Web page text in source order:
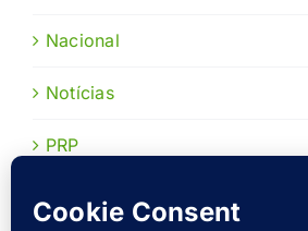
Nacional
Notícias
PRP
Publicações